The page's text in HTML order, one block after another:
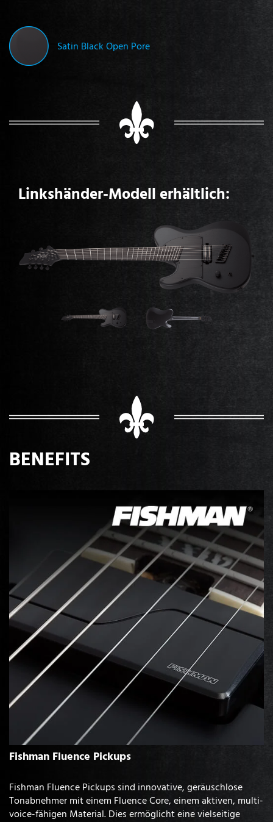
Satin Black Open Pore
Linkshänder-Modell erhältlich:
BENEFITS
Fishman Fluence Pickups
Fishman Fluence Pickups sind innovative, geräuschlose
Tonabnehmer mit einem Fluence Core, einem aktiven, multi-
voice-fähigen Material. Dies ermöglicht eine vielseitige